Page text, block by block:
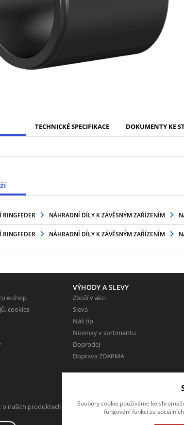
TECHNICKÉ SPECIFIKACE DOKUMENTY KE
RINGFEDER NÁHRADNÍ DÍLY K ZÁVĚSNÝM ZAŘÍZENÍM
RINGFEDER NÁHRADNÍ DÍLY K ZÁVĚSNÝM ZAŘÍZENÍM
e-shop
cookies
VÝHODY A SLEVY
Zboží v akci
Sleva
Náš tip
Novinky v sortimentu
Doprodej
Doprava ZDARMA
o našich produktech nebo e-shopu? Neváhejte napsat.
Soubory cookie používáme ke
fungování funkcí ze